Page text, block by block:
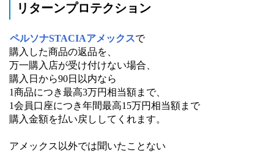
リターンプロテクション
ペルソナSTACIAアメックスで
購入した商品の返品を、
万一購入店が受け付けない場合、
購入日から90日以内なら
1商品につき最高3万円相当額まで、
1会員口座につき年間最高15万円相当額まで
購入金額を払い戻ししてくれます。
アメックス以外では聞いたことない